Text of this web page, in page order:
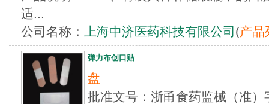
适...
公司名称：
上海中济医药科技有限公司 (产品
弹力布创口贴
盘
批准文号：浙甬食药监械（准